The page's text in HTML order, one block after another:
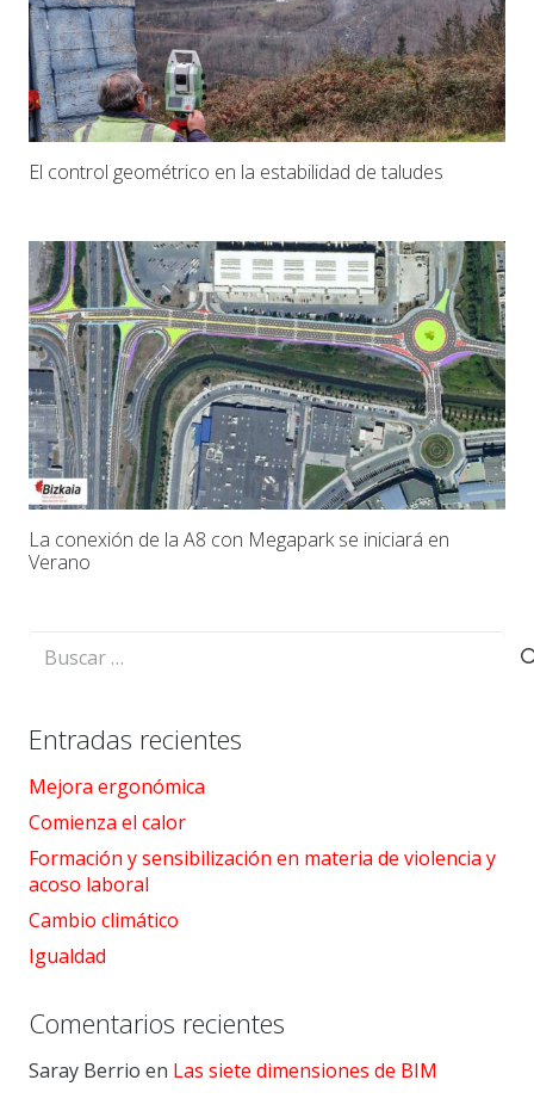
El control geométrico en la estabilidad de taludes
La conexión de la A8 con Megapark se iniciará en
Verano
Buscar:
Entradas recientes
Mejora ergonómica
Comienza el calor
Formación y sensibilización en materia de violencia y
acoso laboral
Cambio climático
Igualdad
Comentarios recientes
Saray Berrio en Las siete dimensiones de BIM